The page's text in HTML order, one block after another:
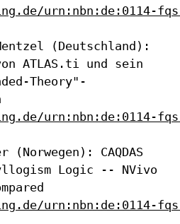
urn:nbn:de:0114-
(Deutschland):
ATLAS.ti und sein
Theory"-
urn:nbn:de:0114-
CAQDAS
Logic
-- NVivo
urn:nbn:de:0114-